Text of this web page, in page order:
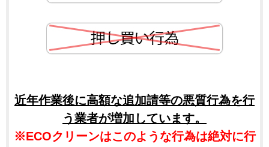
近年作業後に高額な追加請等の悪質行為を行
う業者が増加しています。
※ECOクリーンはこのような行為は絶対に行